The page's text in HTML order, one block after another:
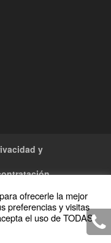
y
ofrecerle la mejor
preferencias y visitas
el uso de TODAS